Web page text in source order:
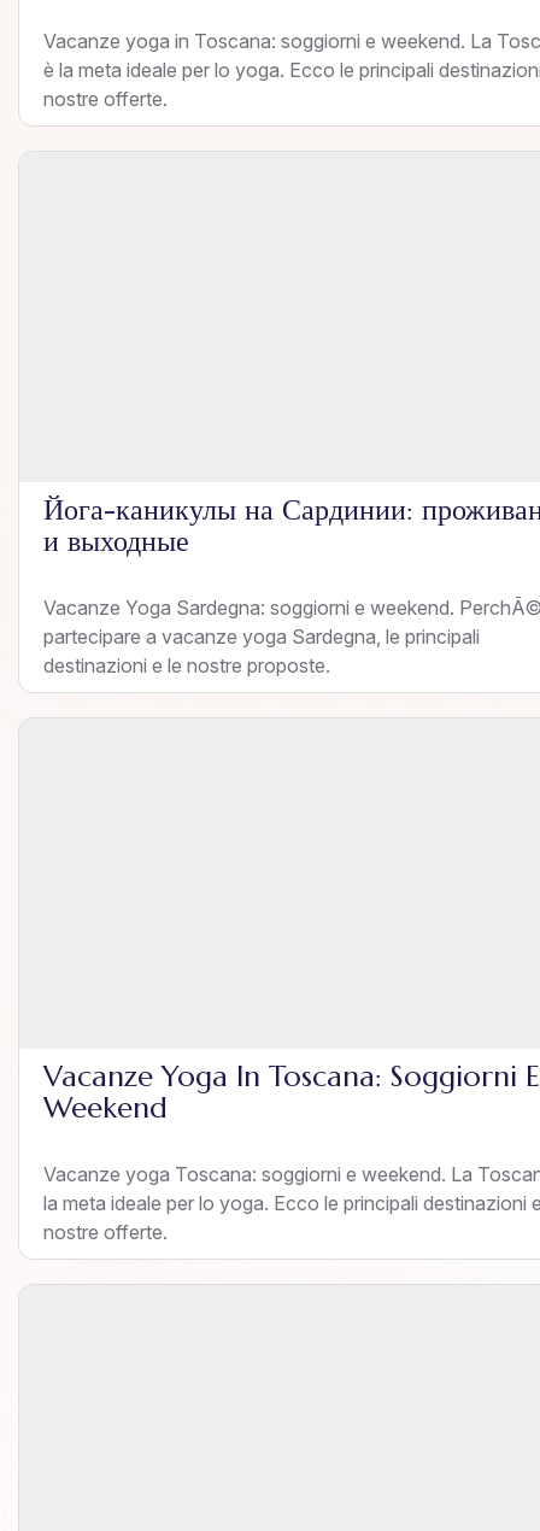
Vacanze yoga in Toscana: soggiorni e weekend. La
è la meta ideale per lo yoga. Ecco le principali
nostre offerte.
Йога-каникулы на Сардинии:
и выходные
Vacanze Yoga Sardegna: soggiorni e weekend.
partecipare a vacanze yoga Sardegna, le principali
destinazioni e le nostre proposte.
Vacanze Yoga In Toscana: Soggiorni E
Weekend
Vacanze yoga Toscana: soggiorni e weekend. La
la meta ideale per lo yoga. Ecco le principali destinazioni
nostre offerte.